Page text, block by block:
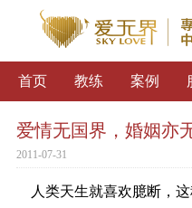
首页 教练 案例
爱情无国界，婚姻亦
2011-07-31
人类天生就喜欢臆断，